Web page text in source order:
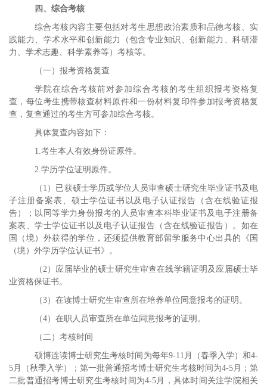
四、综合考核
综合考核内容主要包括对考生思想政治素质和品德考核、实
践能力、学术水平和创新能力（包含专业知识、创新能力、科研潜
力、学术志趣、科学素养等）考核等。
（一）报考资格复查
学院在综合考核前对参加综合考核的考生组织报考资格复
查，每位考生携带核查材料原件和一份材料复印件参加报考资格复
查，复查通过的考生方可参加综合考核。
具体复查内容如下：
1.考生本人有效身份证原件。
2.学历学位证明原件。
（ 1 ）已获硕士学历或学位人员审查硕士研究生毕业证书及电
子注册备案表、硕士学位证书以及电子认证报告 （含在线验证报
告）
；以同等学力身份报考的人员审查本科毕业证书及电子注册备
案表、学士学位证书以及电子认证报告 （含在线验证报告） 。如在
国（境）外获得的学位，还须提供教育部留学服务中心出具的《国
（境）外学历学位认证书》。
（2）应届毕业的硕士研究生审查在线学籍证明及应届硕士毕
业资格保证书。
（3）在读博士研究生审查所在培养单位同意报考的证明。
（4）在职人员审查所在单位同意报考的证明。
（二）考核时间
硕博连读博士研究生考核时间为每年9-11 月（春季入学）和4-
5月（秋季入学）；第一批普通招考博士研究生考核时间为4-5月；第
二批普通招考博士研究生考核时间为4-5月，具体时间关注学院相关